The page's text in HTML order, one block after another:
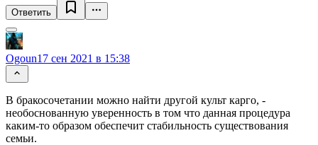
Ответить
Ogoun17 сен 2021 в 15:38
В бракосочетании можно найти другой культ карго, -
необоснованную уверенность в том что данная процедура
каким-то образом обеспечит стабильность существования
семьи.